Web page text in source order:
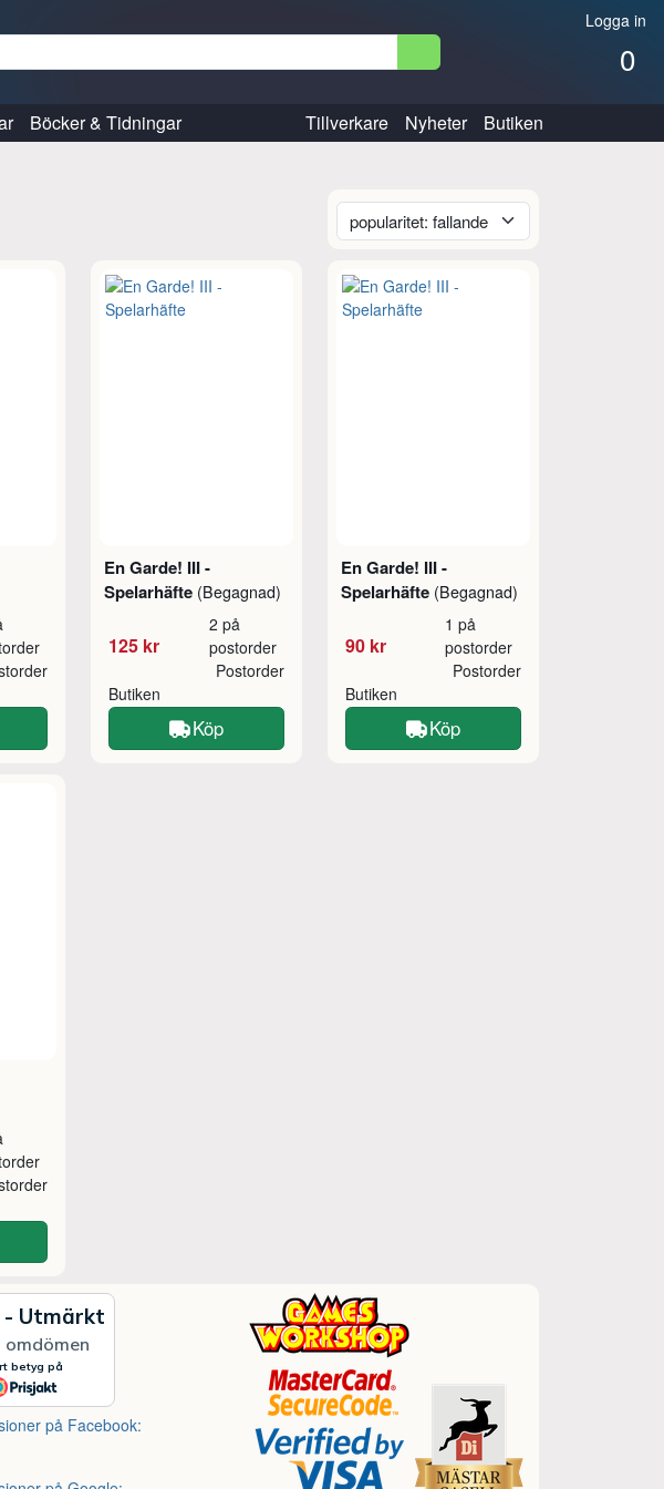
Logga in
0
Böcker & Tidningar Tillverkare Nyheter Butiken
En Garde! III -
Spelarhäfte (Begagnad)
125 kr
2 på
postorder
Butiken
Postorder
Köp
En Garde! III -
Spelarhäfte (Begagnad)
90 kr
1 på
postorder
Butiken
Postorder
Köp
på Facebook: